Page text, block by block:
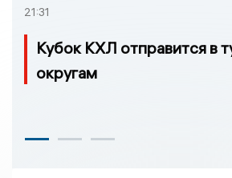
21:31
Кубок КХЛ отправится в
округам